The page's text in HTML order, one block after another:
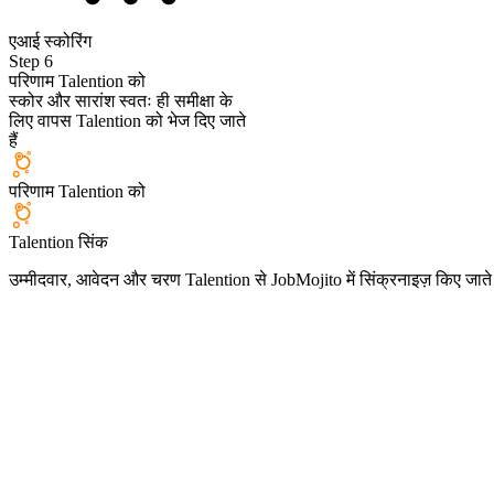
एआई स्कोरिंग
Step 6
परिणाम Talention को
स्कोर और सारांश स्वतः ही समीक्षा के
लिए वापस Talention को भेज दिए जाते
हैं
परिणाम Talention को
Talention सिंक
उम्मीदवार, आवेदन और चरण Talention से JobMojito में सिंक्रनाइज़ किए